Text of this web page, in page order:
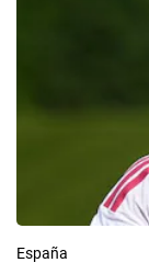
España